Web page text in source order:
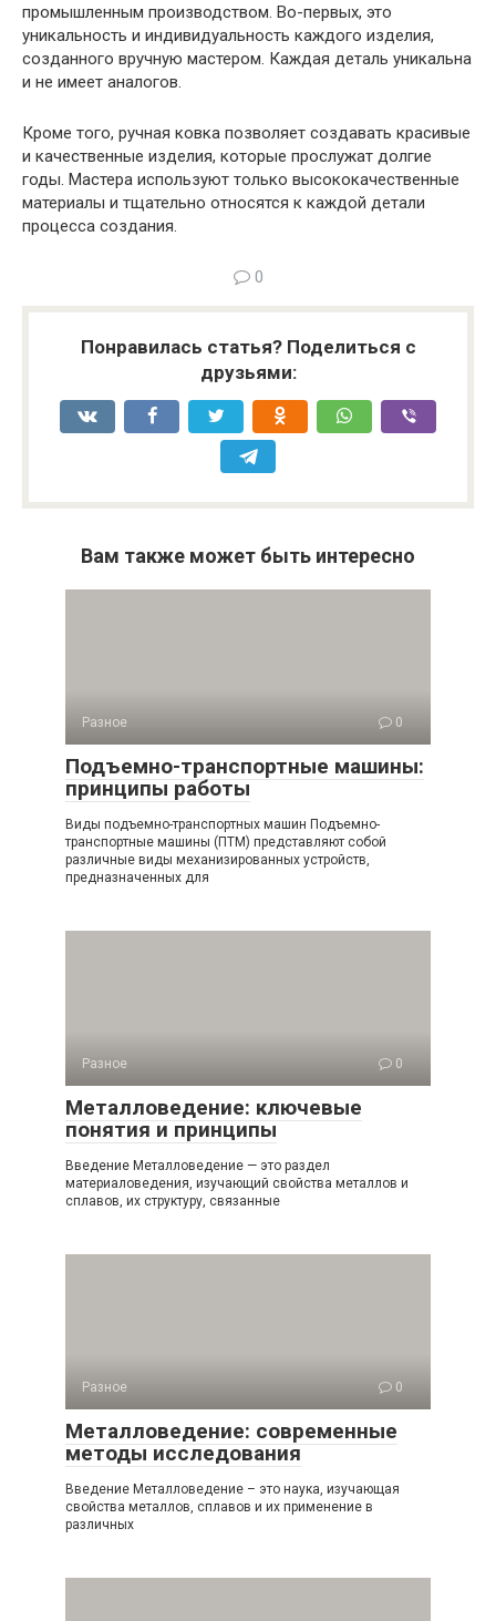
промышленным производством. Во-первых, это
уникальность и индивидуальность каждого изделия,
созданного вручную мастером. Каждая деталь уникальна
и не имеет аналогов.
Кроме того, ручная ковка позволяет создавать красивые
и качественные изделия, которые прослужат долгие
годы. Мастера используют только высококачественные
материалы и тщательно относятся к каждой детали
процесса создания.
0
Понравилась статья? Поделиться с
друзьями:
Вам также может быть интересно
Разное 0
Подъемно-транспортные машины:
принципы работы
Виды подъемно-транспортных машин Подъемно-
транспортные машины (ПТМ) представляют собой
различные виды механизированных устройств,
предназначенных для
Разное 0
Металловедение: ключевые
понятия и принципы
Введение Металловедение — это раздел
материаловедения, изучающий свойства металлов и
сплавов, их структуру, связанные
Разное 0
Металловедение: современные
методы исследования
Введение Металловедение – это наука, изучающая
свойства металлов, сплавов и их применение в
различных